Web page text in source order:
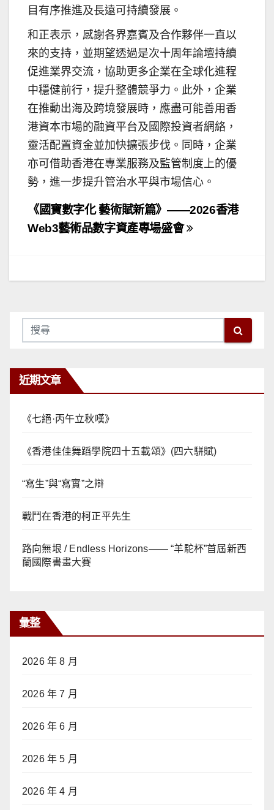
目有序推進及長遠可持續發展。
和正表示，感謝各界嘉賓及合作夥伴一直以
來的支持，並期望透過是次十周年論壇持續
促進業界交流，協助更多企業在全球化進程
中穩健前行，提升整體競爭力。此外，企業
在推動出海及跨境發展時，應盡可能善用香
港資本市場的融資平台及國際投資者網絡，
靈活配置資金並加快擴張步伐。同時，企業
亦可借助香港在專業服務及監管制度上的優
勢，進一步提升管治水平與市場信心。
文
章
覽
《國寶數字化 藝術賦新篇》——2026香港
Web3藝術品數字資產專場盛會
近期文章
《七絕·丙午立秋嘆》
《香港佳佳舞蹈學院四十五載頌》(四六駢賦)
“寫生”與“寫實”之辯
戰鬥在香港的柯正平先生
路向無垠 / Endless Horizons—— “羊駝杯”首屆新西
蘭國際書畫大賽
彙整
2026 年 8 月
2026 年 7 月
2026 年 6 月
2026 年 5 月
2026 年 4 月